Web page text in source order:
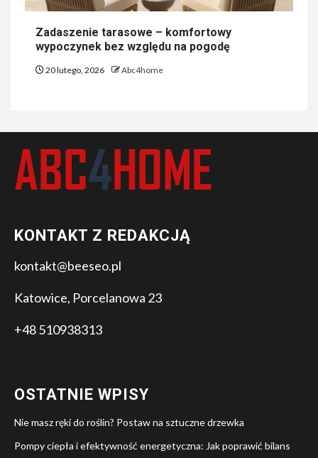
Zadaszenie tarasowe – komfortowy
wypoczynek bez względu na pogodę
20 lutego, 2026 Abc4home
KONTAKT Z REDAKCJĄ
kontakt@beeseo.pl
Katowice, Porcelanowa 23
+48 510938313
OSTATNIE WPISY
Nie masz ręki do roślin? Postaw na sztuczne drzewka
Pompy ciepła i efektywność energetyczna: Jak poprawić bilans